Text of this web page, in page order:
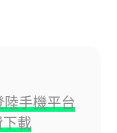
手機平台
載